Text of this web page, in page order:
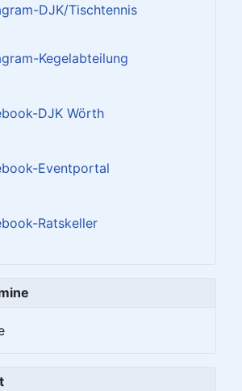
DJK/Tischtennis
Kegelabteilung
DJK Wörth
Eventportal
Ratskeller